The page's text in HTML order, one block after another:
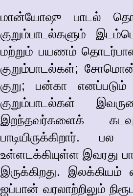
மான்யோஷு பாடல்
குறும்பாடல்களும்
மற்றும் பயணம்
குறும்பாடல்கள்;
குறு; பன்கா
குறும்பாடல்கள்
இறந்தவர்களைக்
பாடியிருக்கிறார்.
உள்ளடக்கியுள்ள இவரது
இருக்கிறது.
ஜப்பான் வரலாற்றிலும்